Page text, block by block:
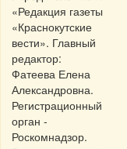
«Редакция газеты
«Краснокутские
вести». Главный
редактор:
Фатеева Елена
Александровна.
Регистрационный
орган -
Роскомнадзор.